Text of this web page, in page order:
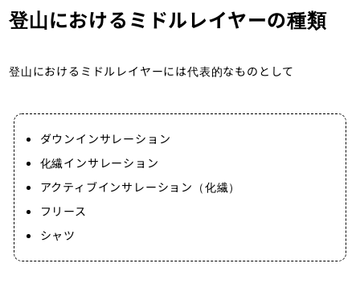
選び方・用途別おすすめアイテム｜登
山・トレラン・山スキーマガジン「山
ー」（山のモノ｜登山ウェア）カテゴ
登山におけるミドルレイヤーの種類
登山におけるミドルレイヤーには代表的なものとして
ダウンインサレーション
化繊インサレーション
アクティブインサレーション（化繊）
フリース
シャツ